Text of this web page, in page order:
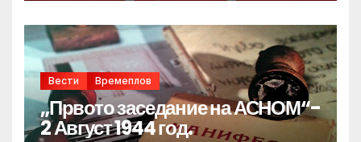
Вести Времеплов
„Првото заседание на АСНОМ“-
2 Август 1944 год.